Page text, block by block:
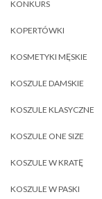
KONKURS
KOPERTÓWKI
KOSMETYKI MĘSKIE
KOSZULE DAMSKIE
KOSZULE KLASYCZNE
KOSZULE ONE SIZE
KOSZULE W KRATĘ
KOSZULE W PASKI